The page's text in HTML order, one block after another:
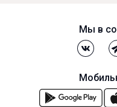
Мы в